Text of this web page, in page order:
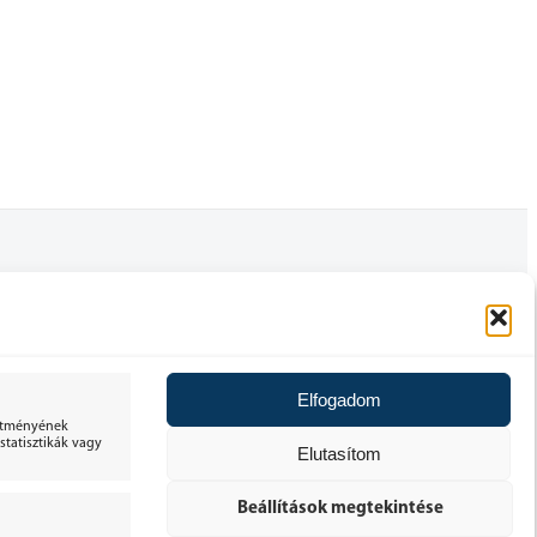
vagy
Elfogadom
Elutasítom
Beállítások megtekintése
ÁLTALÁNOS SZERZŐDÉSI FELTÉTELEK
30 NAPOS ELÁLLÁSI JOG